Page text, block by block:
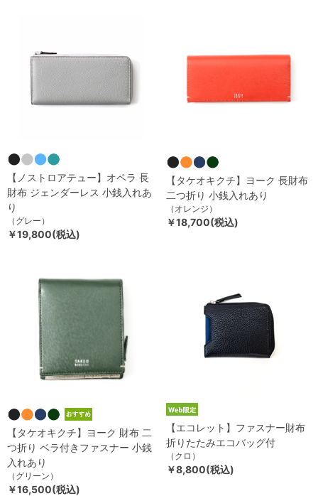
【ノストロアテュー】オペラ 長
財布 ジェンダーレス 小銭入れあ
り
（グレー）
￥19,800(税込)
【タケオキクチ】ヨーク 長財布
二つ折り 小銭入れあり
（オレンジ）
￥18,700(税込)
【タケオキクチ】ヨーク 財布 二
つ折り ベラ付きファスナー 小銭
入れあり
（グリーン）
￥16,500(税込)
【エコレット】ファスナー財布
折りたたみエコバッグ付
（クロ）
￥8,800(税込)